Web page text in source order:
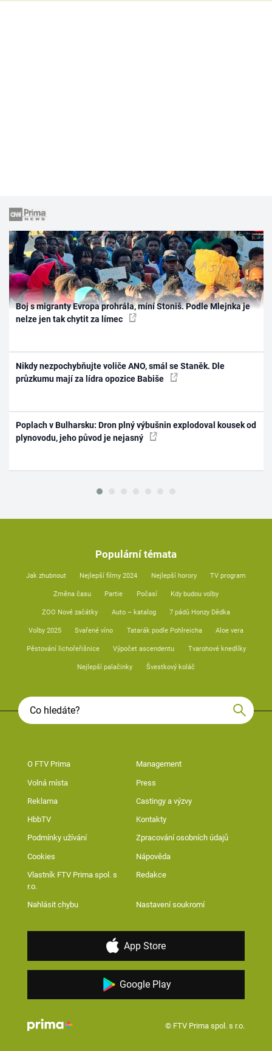
Boj s migranty Evropa prohrála, míní Stoniš. Podle Mlejnka je
nelze jen tak chytit za límec
Nikdy nezpochybňujte voliče ANO, smál se Staněk. Dle
průzkumu mají za lídra opozice Babiše
Poplach v Bulharsku: Dron plný výbušnin explodoval kousek od
plynovodu, jeho původ je nejasný
Populární témata
Jak zhubnout Nejlepší filmy 2024 Nejlepší horory TV program
Změna času Partie Počasí Kdy budou volby
ZOO Nové začátky Auto – katalog 7 pádů Honzy Dědka
Volby 2025 Svařené víno Tatarák podle Pohlreicha Aloe vera
Pěstování lichořeřišnice Výpočet ascendentu Tvarohové knedlíky
Nejlepší palačinky Švestkový koláč
O FTV Prima Management
Volná místa Press
Reklama Castingy a výzvy
HbbTV Kontakty
Podmínky užívání Zpracování osobních údajů
Cookies Nápověda
Vlastník FTV Prima spol. s
r.o.
Redakce
Nahlásit chybu Nastavení soukromí
App Store
Google Play
© FTV Prima spol. s r.o.